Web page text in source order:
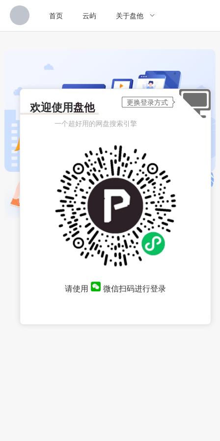
首页 云屿 关于盘他
欢迎使用盘他
一个超好用的网盘搜索引擎
请使用 微信扫码进行登录